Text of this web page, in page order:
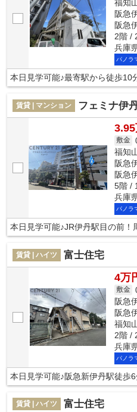
福知
阪急
阪急
2階 /
兵庫
パノラ
本日見学可能♪最寄駅から徒歩10
賃貸 | マンション フェミナ伊
3.95
敷金
福知
阪急
阪急
5階 /
兵庫
パノラ
本日見学可能♪JR伊丹駅目の前
賃貸 | ハイツ 富士住宅
4万
敷金
阪急
阪急
福知
2階 /
パノラ
本日見学可能♪阪急新伊丹駅徒歩
賃貸 | ハイツ 富士住宅